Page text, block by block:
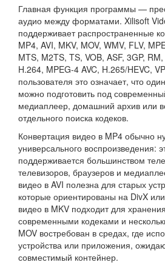
Главная функция программы —
аудио между форматами. Xilisoft
поддерживает распространенные
MP4, AVI, MKV, MOV, WMV, FLV,
MTS, M2TS, TS, VOB, ASF, 3GP,
H.264, MPEG-4 AVC, H.265/HEVC,
пользователя это означает, что
можно подготовить под
медиаплеер, домашний архив или
отдельного поиска кодеков.
Конвертация видео в MP4 обычно
универсального воспроизведения:
поддерживается большинством
телевизоров, браузеров и
видео в AVI полезна для старых
которые ориентированы на DivX
видео в MKV подходит для
современными кодеками и
MOV востребован в средах, где
устройства или приложения,
совместимый контейнер.